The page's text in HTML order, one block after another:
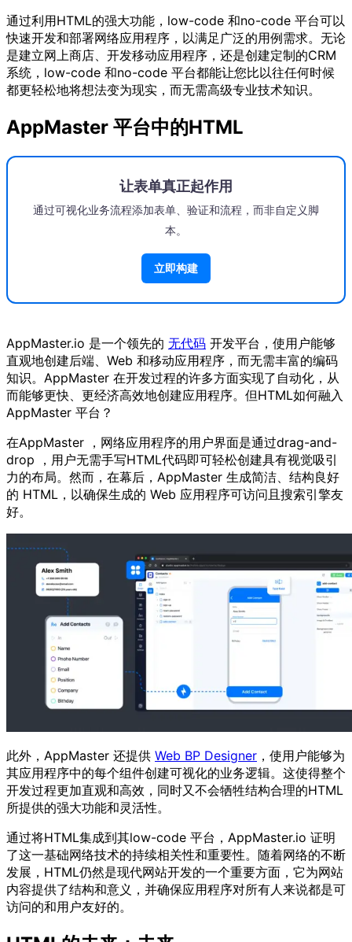
通过利用HTML的强大功能，low-code 和no-code 平台可以
快速开发和部署网络应用程序，以满足广泛的用例需求。无论
是建立网上商店、开发移动应用程序，还是创建定制的CRM
系统，low-code 和no-code 平台都能让您比以往任何时候
都更轻松地将想法变为现实，而无需高级专业技术知识。
AppMaster 平台中的HTML
让表单真正起作用
通过可视化业务流程添加表单、验证和流程，而非自定义脚
本。
立即构建
AppMaster.io 是一个领先的 无代码 开发平台，使用户能够
直观地创建后端、Web 和移动应用程序，而无需丰富的编码
知识。AppMaster 在开发过程的许多方面实现了自动化，从
而能够更快、更经济高效地创建应用程序。但HTML如何融入
AppMaster 平台？
在AppMaster ，网络应用程序的用户界面是通过drag-and-
drop ，用户无需手写HTML代码即可轻松创建具有视觉吸引
力的布局。然而，在幕后，AppMaster 生成简洁、结构良好
的 HTML，以确保生成的 Web 应用程序可访问且搜索引擎友
好。
此外，AppMaster 还提供 Web BP Designer ，使用户能够为
其应用程序中的每个组件创建可视化的业务逻辑。这使得整个
开发过程更加直观和高效，同时又不会牺牲结构合理的HTML
所提供的强大功能和灵活性。
通过将HTML集成到其low-code 平台，AppMaster.io 证明
了这一基础网络技术的持续相关性和重要性。随着网络的不断
发展，HTML仍然是现代网站开发的一个重要方面，它为网站
内容提供了结构和意义，并确保应用程序对所有人来说都是可
访问的和用户友好的。